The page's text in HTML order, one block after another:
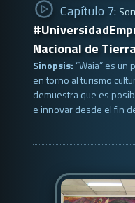
Capítulo 7:
Nacional de
Sinopsis: “Waia” es
en torno al turismo
demuestra que es
e innovar desde el fin